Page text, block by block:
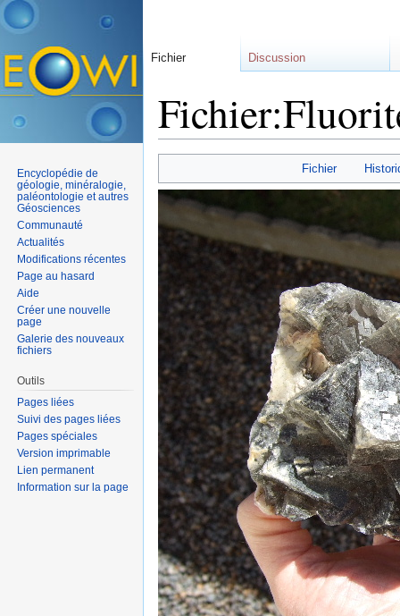
Fichier
Fichier Discussion
Encyclopédie de
géologie, minéralogie,
paléontologie et autres
Géosciences
Communauté
Actualités
Modifications récentes
Page au hasard
Aide
Créer une nouvelle
page
Galerie des nouveaux
fichiers
Outils
Pages liées
Suivi des pages liées
Pages spéciales
Version imprimable
Lien permanent
Information sur la page